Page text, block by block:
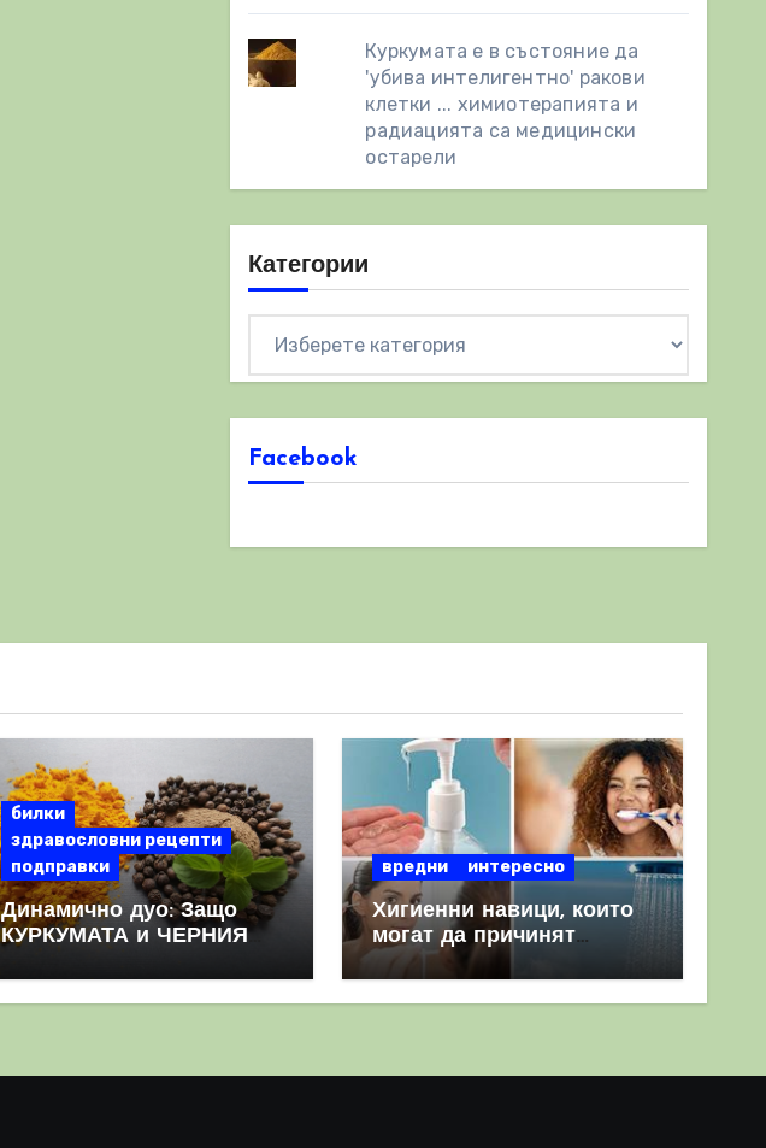
Куркумата е в състояние да
'убива интелигентно' ракови
клетки ... химиотерапията и
радиацията са медицински
остарели
Категории
Facebook
билки
здравословни рецепти
подправки
Динамично дуо: Защо
КУРКУМАТА и ЧЕРНИЯ
комбинация
вредни интересно
Хигиенни навици, които
могат да причинят
повече вреда, отколкото
полза